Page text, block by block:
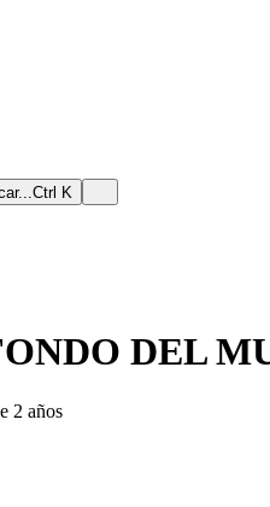
Ctrl K
DEL
2 años